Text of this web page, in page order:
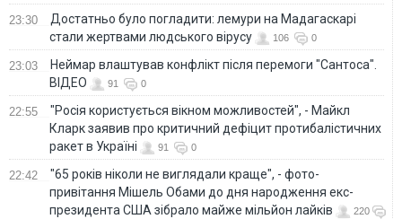
23:30
Достатньо було погладити: лемури на Мадагаскарі
стали жертвами людського вірусу
106 0
23:03
Неймар влаштував конфлікт після перемоги "Сантоса".
ВІДЕО
91 0
22:55
"Росія користується вікном можливостей", - Майкл
Кларк заявив про критичний дефіцит протибалістичних
ракет в Україні
91 0
22:42
"65 років ніколи не виглядали краще", - фото-
привітання Мішель Обами до дня народження екс-
президента США зібрало майже мільйон лайків
220